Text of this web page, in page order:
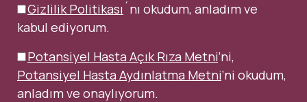
Gizlilik Politikası ´nı okudum, anladım ve
kabul ediyorum.
Potansiyel Hasta Açık Rıza Metni’ni,
Potansiyel Hasta Aydınlatma Metni’ni okudum,
anladım ve onaylıyorum.